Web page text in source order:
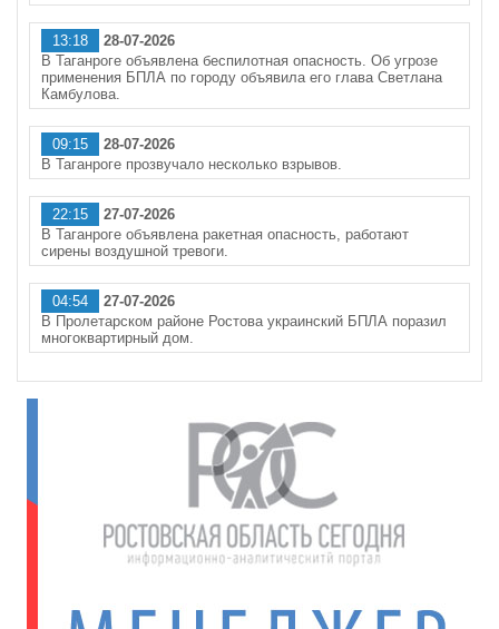
13:18
28-07-2026
В Таганроге объявлена беспилотная опасность. Об угрозе
применения БПЛА по городу объявила его глава Светлана
Камбулова.
09:15
28-07-2026
В Таганроге прозвучало несколько взрывов.
22:15
27-07-2026
В Таганроге объявлена ракетная опасность, работают
сирены воздушной тревоги.
04:54
27-07-2026
В Пролетарском районе Ростова украинский БПЛА поразил
многоквартирный дом.